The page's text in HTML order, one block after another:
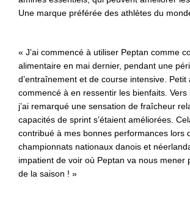
Une marque préférée des athlètes du
« J’ai commencé à utiliser Peptan comme
alimentaire en mai dernier, pendant une
d’entraînement et de course intensive. Petit
commencé à en ressentir les bienfaits. Vers
j’ai remarqué une sensation de fraîcheur
capacités de sprint s’étaient améliorées.
contribué à mes bonnes performances lors
championnats nationaux danois et
impatient de voir où Peptan va nous mener
de la saison ! »